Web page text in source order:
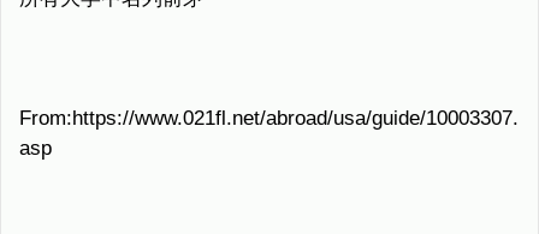
From:https://www.021fl.net/abroad/usa/guide/10003307.
asp